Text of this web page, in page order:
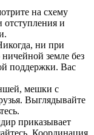
на схему
и
ни при
ничейной земле без
поддержки. Вас
мешки с
Выглядывайте
приказывает